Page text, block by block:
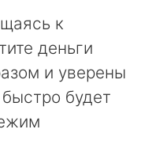
к
деньги
и уверены
будет